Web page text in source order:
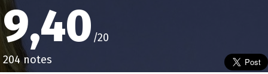
9,40 /20
204 notes